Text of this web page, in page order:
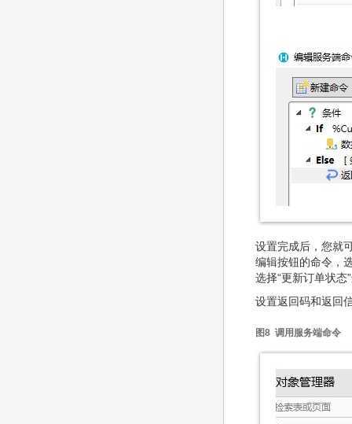
设置完成后，您就
编辑按钮的命令，
选择“更新订单状态
设置返回码和返回
图8 调用服务端命令